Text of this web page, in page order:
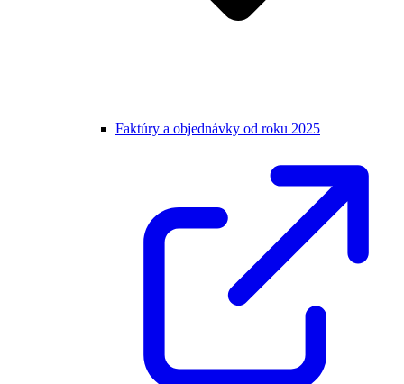
Faktúry a objednávky od roku 2025